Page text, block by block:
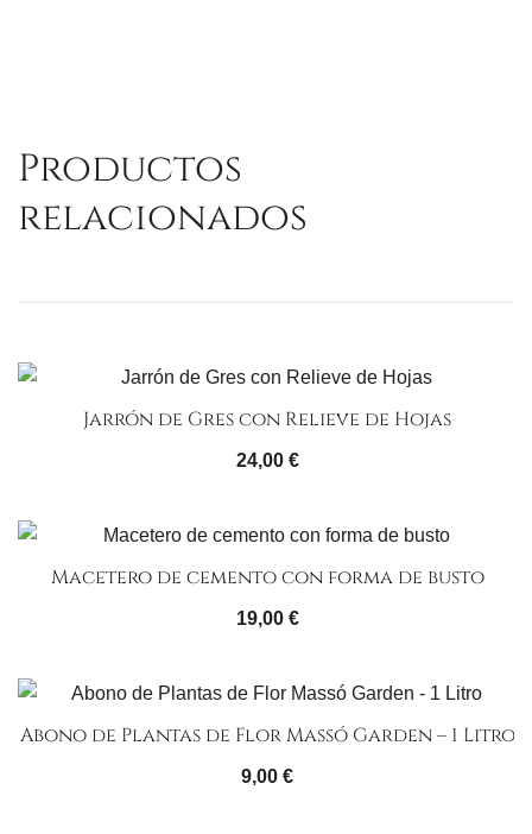
Productos
relacionados
Jarrón de Gres con Relieve de Hojas
24,00 €
Macetero de cemento con forma de busto
19,00 €
Abono de Plantas de Flor Massó Garden – 1 Litro
9,00 €